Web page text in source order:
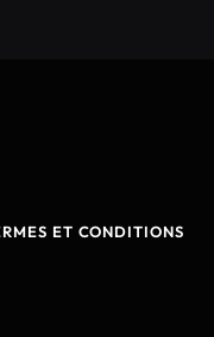
ET CONDITIONS